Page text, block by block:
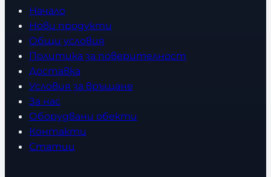
Начало
Нови продукти
Общи условия
Политика за поверителност
Доставка
Условия за връщане
За нас
Оборудвани обекти
Контакти
Статии